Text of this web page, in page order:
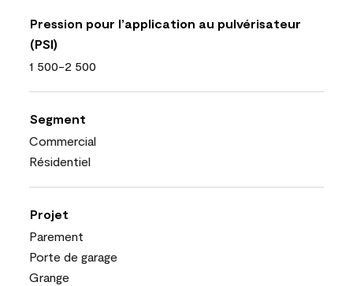
Pression pour l’application au pulvérisateur
(PSI)
1 500-2 500
Segment
Commercial
Résidentiel
Projet
Parement
Porte de garage
Grange